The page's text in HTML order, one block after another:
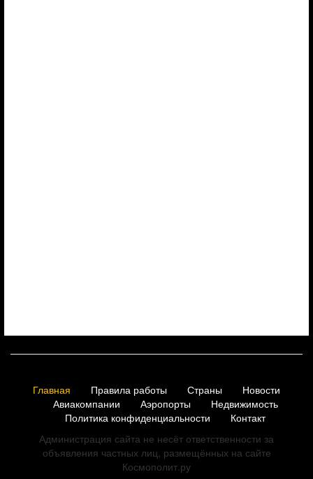
Главная Правила работы Страны
Новости
Авиакомпании
Аэропорты
Недвижимость
Политика конфиденциальности
Контакт
Администрация сайта не несёт ответственности за
объявления частных лиц, размещённых на сайте
Космополит.ру